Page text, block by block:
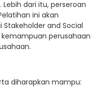
dari itu, perseroan
ini akan
and Social
perusahaan
diharapkan mampu: